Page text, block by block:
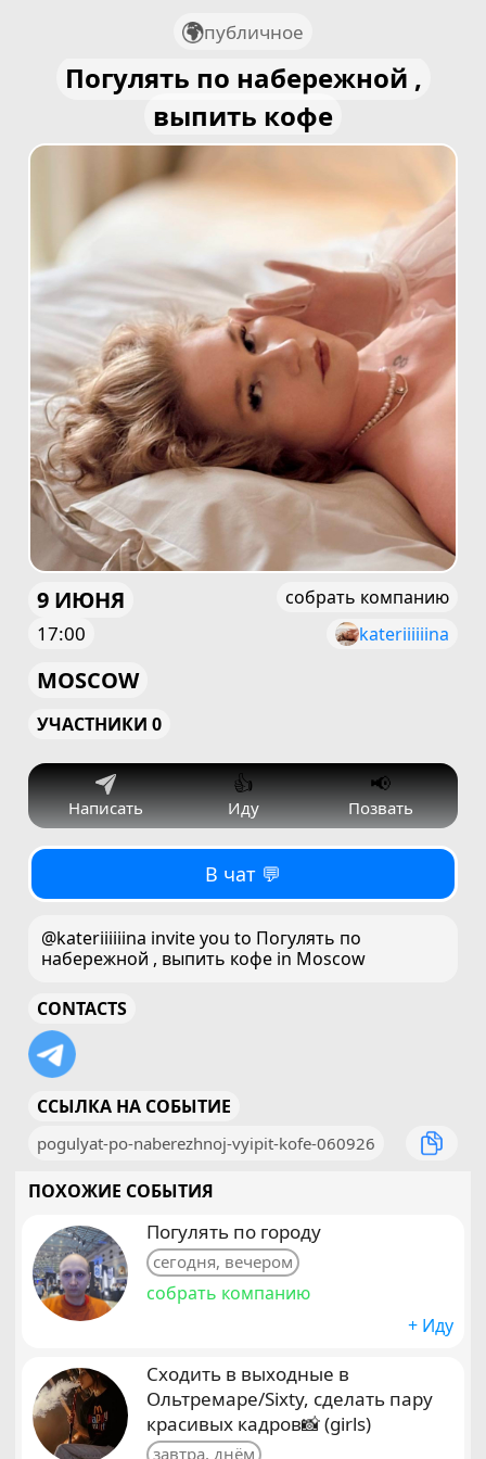
публичное
Погулять по набережной ,
выпить кофе
9 ИЮНЯ
17:00
собрать компанию
kateriiiiiina
MOSCOW
УЧАСТНИКИ 0
Написать
👍
Иду
📢
Позвать
В чат 💬
@kateriiiiiina invite you to Погулять по
набережной , выпить кофе in Moscow
CONTACTS
ССЫЛКА НА СОБЫТИЕ
pogulyat-po-naberezhnoj-vyipit-kofe-060926
ПОХОЖИЕ СОБЫТИЯ
Погулять по городу
сегодня, вечером
собрать компанию
+ Иду
Сходить в выходные в
Ольтремаре/Sixty, сделать пару
красивых кадров📸 (girls)
завтра, днём